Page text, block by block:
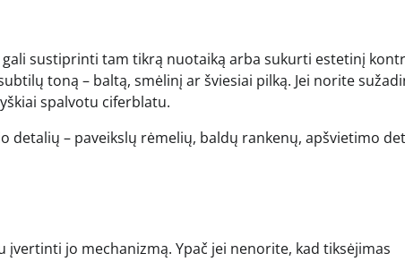
sustiprinti tam tikrą nuotaiką arba sukurti estetinį
toną – baltą, smėlinį ar šviesiai pilką. Jei norite
spalvotu ciferblatu.
– paveikslų rėmelių, baldų rankenų, apšvietimo
jo mechanizmą. Ypač jei nenorite, kad tiksėjimas